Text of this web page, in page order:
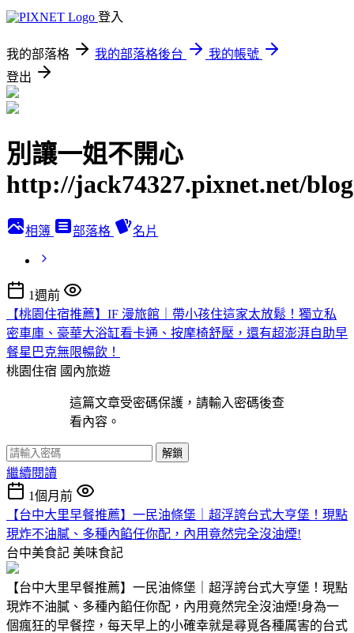
登入
我的部落格 我的部落格後台
我的帳號
登出
別讓一姐不開心
http://jack74327.pixnet.net/blog
相簿 部落格 名片
1週前
【桃園住宿推薦】IF 漫旅館｜帶小孩住這家太放鬆！獨立私
密車庫、豪華大浴缸看卡通、按摩椅舒壓，還有超澎湃自助早
餐星巴克無限暢飲！
桃園住宿 國內旅遊
這篇文章受密碼保護，請輸入密碼後查
看內容。
解鎖
繼續閱讀
1個月前
【台中大里早餐推薦】一民油條堡｜超浮誇台式大亨堡！現點
現炸不油膩、多種內餡任你配，內用竟然完全沒油煙!
台中美食記 美味食記
【台中大里早餐推薦】一民油條堡｜超浮誇台式大亨堡！現點
現炸不油膩、多種內餡任你配，內用竟然完全沒油煙!身為一
個瘋狂的早餐控，每天早上的小確幸就是尋覓各種厲害的台式